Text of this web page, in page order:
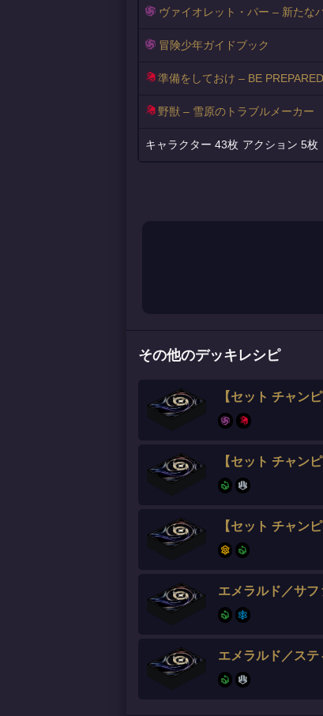
ヴァイオレット・パー – 新たな
冒険少年ガイドブック
準備をしておけ – BE PREPARED
野獣 – 雪原のトラブルメーカー
43枚 5枚
その他のデッキレシピ
【セット チャン
【セット チャン
【セット チャン
エメラルド／サ
エメラルド／ス